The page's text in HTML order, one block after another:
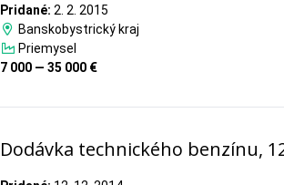
Pridané: 2. 2. 2015
Banskobystrický kraj
Priemysel
7 000 — 35 000 €
Dodávka technického benzínu,